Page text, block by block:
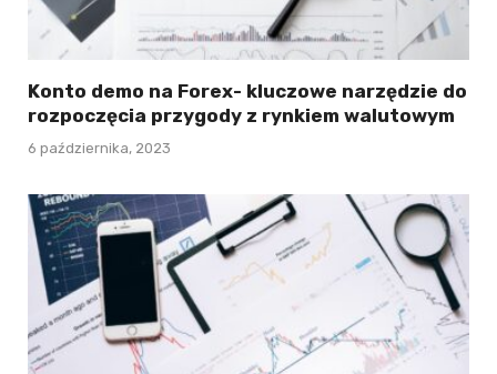
Konto demo na Forex- kluczowe narzędzie do
rozpoczęcia przygody z rynkiem walutowym
6 października, 2023